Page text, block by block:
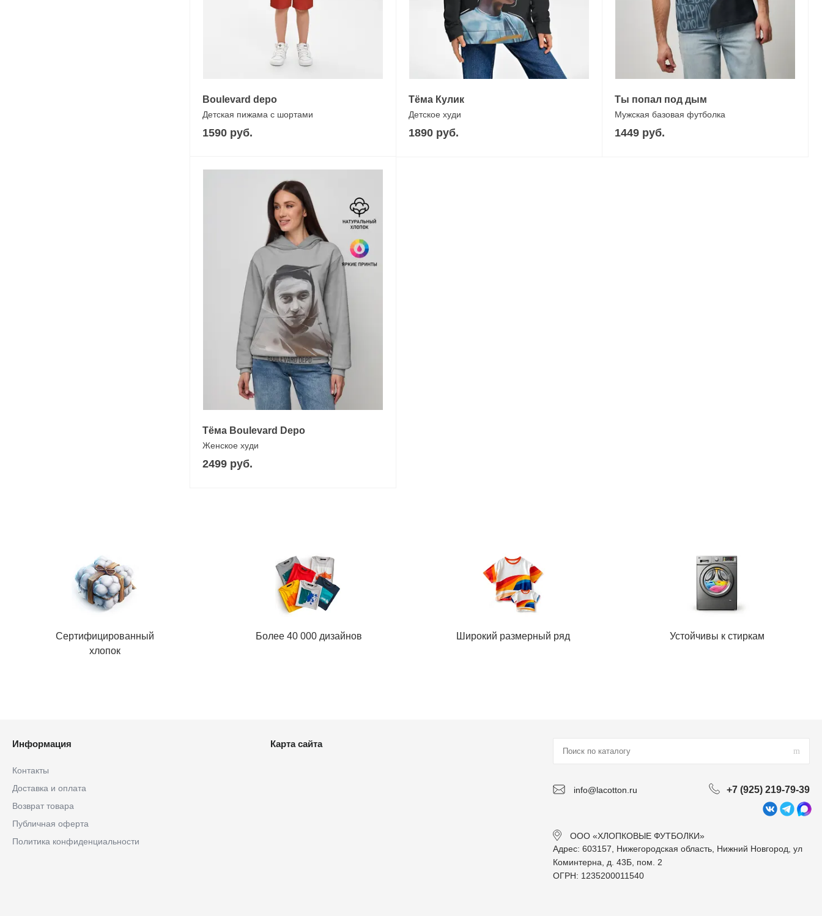
Boulevard depo
Детская пижама с шортами
1590 руб.
Тёма Кулик
Детское худи
1890 руб.
Ты попал под дым
Мужская базовая футболка
1449 руб.
Тёма Boulevard Depo
Женское худи
2499 руб.
Сертифицированный
хлопок
Более 40 000 дизайнов Широкий размерный ряд Устойчивы к стиркам
Информация
Контакты
Доставка и оплата
Возврат товара
Публичная оферта
Политика конфиденциальности
Карта сайта
info@lacotton.ru +7 (925) 219-79-39
ООО «ХЛОПКОВЫЕ ФУТБОЛКИ»
Адрес: 603157, Нижегородская область, Нижний Новгород, ул
Коминтерна, д. 43Б, пом. 2
ОГРН: 1235200011540